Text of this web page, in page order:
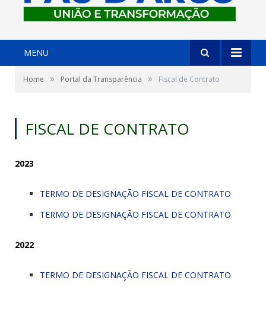
MENU
Home » Portal da Transparência » Fiscal de Contrato
FISCAL DE CONTRATO
2023
TERMO DE DESIGNAÇÃO FISCAL DE CONTRATO
TERMO DE DESIGNAÇÃO FISCAL DE CONTRATO
2022
TERMO DE DESIGNAÇÃO FISCAL DE CONTRATO